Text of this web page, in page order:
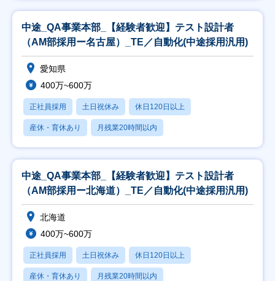
中途_QA事業本部_【経験者歓迎】テスト設計者
（AM部採用ー名古屋）_TE／自動化(中途採用汎用)
愛知県
400万~600万
正社員採用 土日祝休み 休日120日以上
産休・育休あり 月残業20時間以内
中途_QA事業本部_【経験者歓迎】テスト設計者
（AM部採用ー北海道）_TE／自動化(中途採用汎用)
北海道
400万~600万
正社員採用 土日祝休み 休日120日以上
産休・育休あり 月残業20時間以内